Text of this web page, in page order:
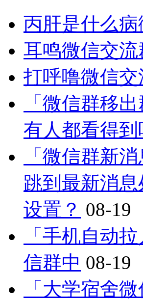
丙肝是什么
耳鸣微信交
打呼噜微信
「微信群移
有人都看得到
「微信群新
跳到最新消
设置？ 08-19
「手机自动
信群中 08-19
「大学宿舍